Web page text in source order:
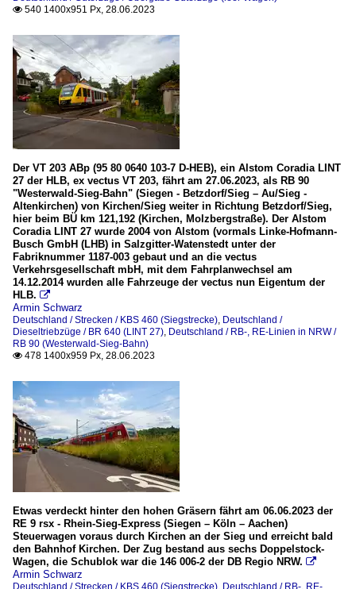
 540 1400x951 Px, 28.06.2023
Der VT 203 ABp (95 80 0640 103-7 D-HEB), ein Alstom Coradia LINT
27 der HLB, ex vectus VT 203, fährt am 27.06.2023, als RB 90
"Westerwald-Sieg-Bahn" (Siegen - Betzdorf/Sieg – Au/Sieg -
Altenkirchen) von Kirchen/Sieg weiter in Richtung Betzdorf/Sieg,
hier beim BÜ km 121,192 (Kirchen, Molzbergstraße). Der Alstom
Coradia LINT 27 wurde 2004 von Alstom (vormals Linke-Hofmann-
Busch GmbH (LHB) in Salzgitter-Watenstedt unter der
Fabriknummer 1187-003 gebaut und an die vectus
Verkehrsgesellschaft mbH, mit dem Fahrplanwechsel am
14.12.2014 wurden alle Fahrzeuge der vectus nun Eigentum der
HLB. 
Armin Schwarz
Deutschland / Strecken / KBS 460 (Siegstrecke), Deutschland /
Dieseltriebzüge / BR 640 (LINT 27), Deutschland / RB-, RE-Linien in NRW /
RB 90 (Westerwald-Sieg-Bahn)
 478 1400x959 Px, 28.06.2023
Etwas verdeckt hinter den hohen Gräsern fährt am 06.06.2023 der
RE 9 rsx - Rhein-Sieg-Express (Siegen – Köln – Aachen)
Steuerwagen voraus durch Kirchen an der Sieg und erreicht bald
den Bahnhof Kirchen. Der Zug bestand aus sechs Doppelstock-
Wagen, die Schublok war die 146 006-2 der DB Regio NRW. 
Armin Schwarz
Deutschland / Strecken / KBS 460 (Siegstrecke), Deutschland / RB-, RE-